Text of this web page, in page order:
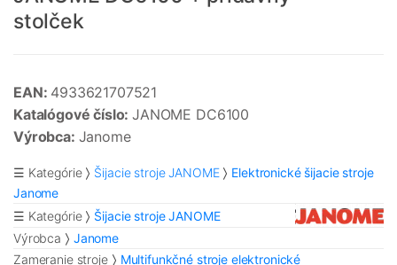
stolček
EAN: 4933621707521
Katalógové číslo:JANOME DC6100
Výrobca: Janome
☰ Kategórie Šijacie stroje JANOME
Elektronické šijacie stroje
Janome
☰ Kategórie
Šijacie stroje JANOME
Výrobca
Janome
Zameranie stroje
Multifunkčné stroje elektronické